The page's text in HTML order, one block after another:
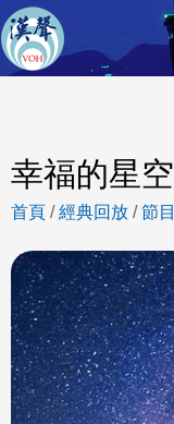
幸福的星空
首頁 /經典回放 /節目